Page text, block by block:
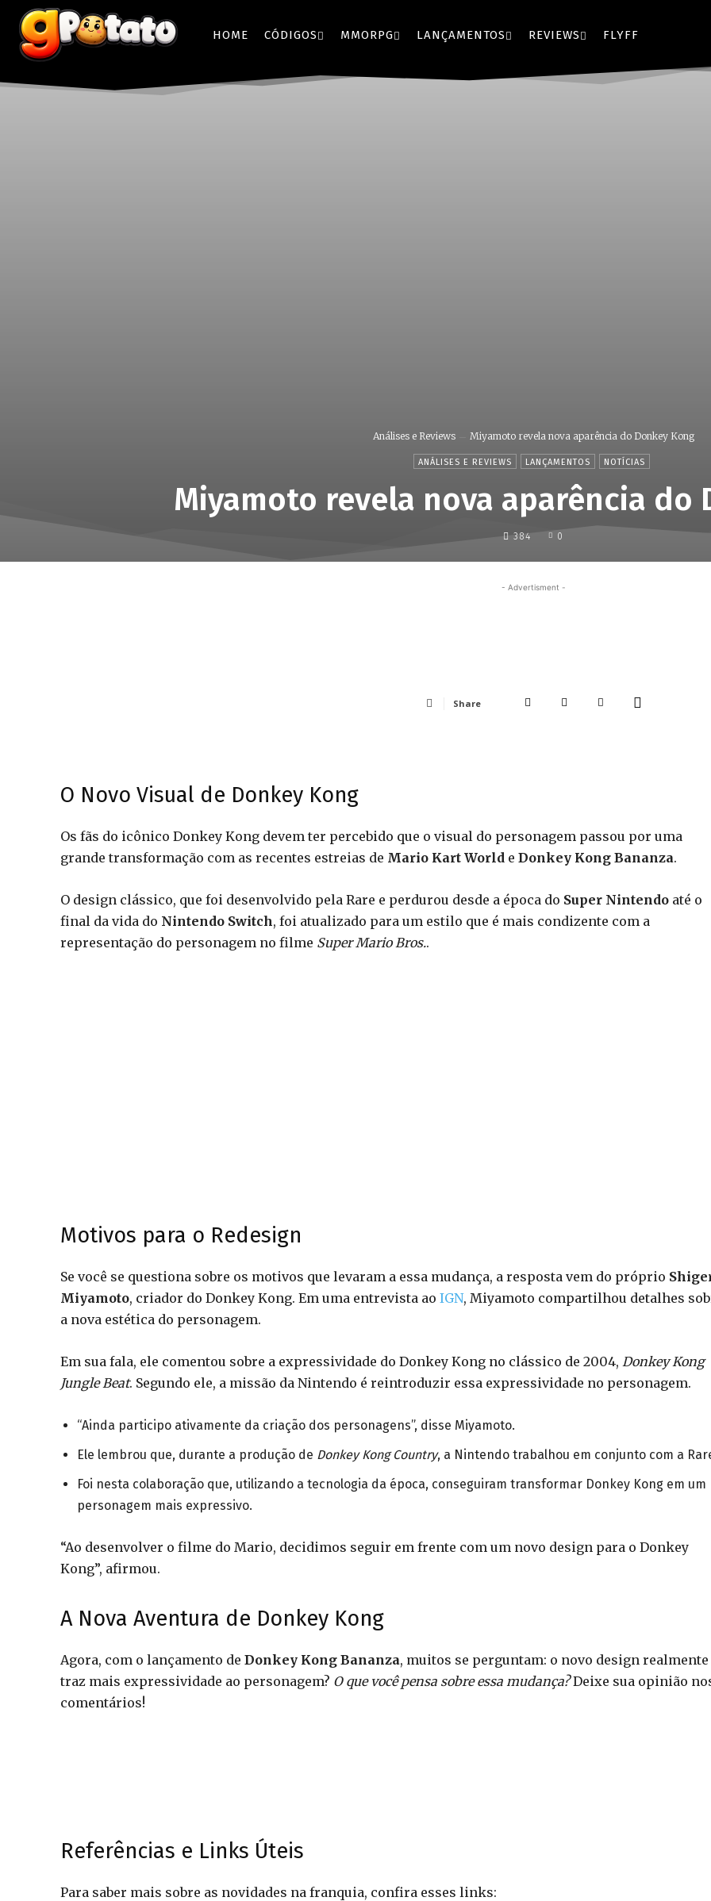
HOME CÓDIGOS MMORPG LANÇAMENTOS REVIEWS FLYFF
Análises e Reviews Miyamoto revela nova aparência do Donkey Kong
ANÁLISES E REVIEWS LANÇAMENTOS NOTÍCIAS
Miyamoto revela nova aparência do
384 0
- Advertisment -
Share
O Novo Visual de Donkey Kong
Os fãs do icônico Donkey Kong devem ter percebido que o visual do personagem passou por uma
grande transformação com as recentes estreias de Mario Kart World e Donkey Kong Bananza.
O design clássico, que foi desenvolvido pela Rare e perdurou desde a época do Super Nintendo até o
final da vida do Nintendo Switch, foi atualizado para um estilo que é mais condizente com a
representação do personagem no filme Super Mario Bros..
Motivos para o Redesign
Se você se questiona sobre os motivos que levaram a essa mudança, a resposta vem do próprio
Miyamoto, criador do Donkey Kong. Em uma entrevista ao IGN, Miyamoto compartilhou detalhes
a nova estética do personagem.
Em sua fala, ele comentou sobre a expressividade do Donkey Kong no clássico de 2004, Donkey Kong
Jungle Beat. Segundo ele, a missão da Nintendo é reintroduzir essa expressividade no personagem.
“Ainda participo ativamente da criação dos personagens”, disse Miyamoto.
Ele lembrou que, durante a produção de Donkey Kong Country, a Nintendo trabalhou em conjunto com a
Foi nesta colaboração que, utilizando a tecnologia da época, conseguiram transformar Donkey Kong em um
personagem mais expressivo.
“Ao desenvolver o filme do Mario, decidimos seguir em frente com um novo design para o Donkey
Kong”, afirmou.
A Nova Aventura de Donkey Kong
Agora, com o lançamento de Donkey Kong Bananza, muitos se perguntam: o novo design realmente
traz mais expressividade ao personagem? O que você pensa sobre essa mudança?Deixe sua opinião
comentários!
Referências e Links Úteis
Para saber mais sobre as novidades na franquia, confira esses links: